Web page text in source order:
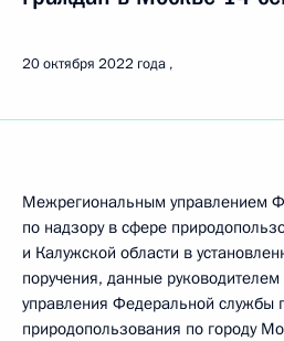
20 октября 2022 года
Межрегиональным управлением
по надзору в сфере
и Калужской области в
поручения, данные
управления Федеральной службы
природопользования по городу